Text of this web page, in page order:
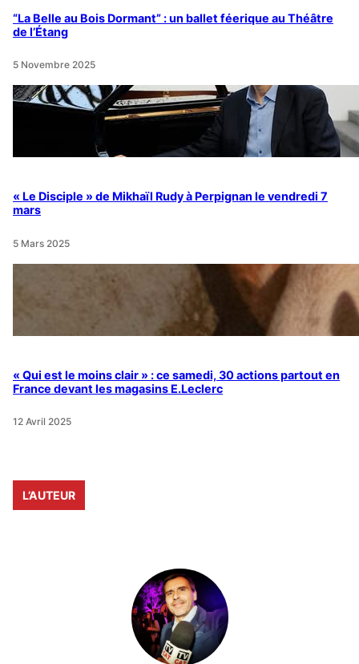
“La Belle au Bois Dormant” : un ballet féerique au Théâtre
de l’Étang
5 Novembre 2025
« Le Disciple » de Mikhaïl Rudy à Perpignan le vendredi 7
mars
5 Mars 2025
« Qui est le moins clair » : ce samedi, 30 actions partout en
France devant les magasins E.Leclerc
12 Avril 2025
L’AUTEUR